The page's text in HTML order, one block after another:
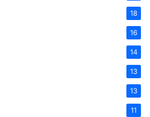
18
16
14
13
13
11